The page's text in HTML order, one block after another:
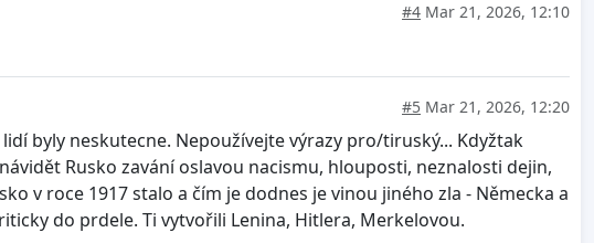
#4 Mar 21, 2026, 12:10
#5 Mar 21, 2026, 12:20
byly neskutecne. Nepoužívejte výrazy pro/tiruský... Kdyžtak
Rusko zavání oslavou nacismu, hlouposti, neznalosti dejin,
v roce 1917 stalo a čím je dodnes je vinou jiného zla - Německa a
do prdele. Ti vytvořili Lenina, Hitlera, Merkelovou.